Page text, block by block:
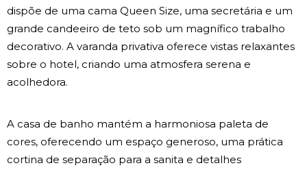
dispõe de uma cama Queen Size, uma secretária e um
grande candeeiro de teto sob um magnífico trabalho
decorativo. A varanda privativa oferece vistas relaxantes
sobre o hotel, criando uma atmosfera serena e
acolhedora.
A casa de banho mantém a harmoniosa paleta de
cores, oferecendo um espaço generoso, uma prática
cortina de separação para a sanita e detalhes